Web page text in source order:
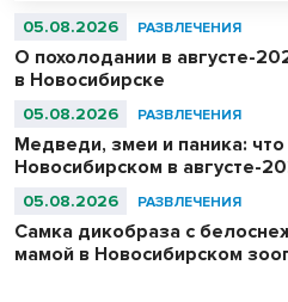
05.08.2026 РАЗВЛЕЧЕНИЯ
О похолодании в августе-
в Новосибирске
05.08.2026 РАЗВЛЕЧЕНИЯ
Медведи, змеи и паника:
Новосибирском в августе-
05.08.2026 РАЗВЛЕЧЕНИЯ
Самка дикобраза с
мамой в Новосибирском